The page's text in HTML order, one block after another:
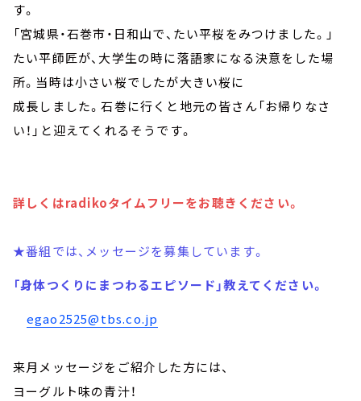
す。
「宮城県・石巻市・日和山で、たい平桜をみつけました。」
たい平師匠が、大学生の時に落語家になる決意をした場
所。当時は小さい桜でしたが大きい桜に
成長しました。石巻に行くと地元の皆さん「お帰りなさ
い！」と迎えてくれるそうです。
詳しくはradikoタイムフリーをお聴きください。
★番組では、メッセージを募集しています。
「身体つくりにまつわるエピソード」教えてください。
egao2525@tbs.co.jp
来月メッセージをご紹介した方には、
ヨーグルト味の青汁！